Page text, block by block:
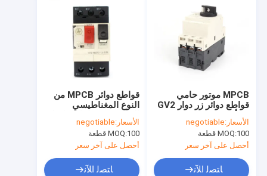
قواطع دوائر MPCB من
النوع المغناطيسي
GV2ME
الأسعار:negotiable
MOQ:100 قطعة
أحصل على آخر سعر
ﺎﺘﺼﻟ ﺍﻶﻧ
MPCB ​​موتور حامي
قواطع دوائر زر دوار GV2
مع أمبير GV2-P
الأسعار:negotiable
MOQ:100 قطعة
أحصل على آخر سعر
ﺎﺘﺼﻟ ﺍﻶﻧ